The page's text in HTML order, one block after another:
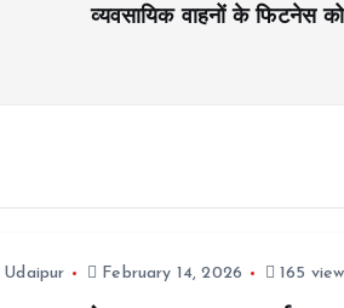
व्यवसायिक वाहनों के फिटनेस
Udaipur February 14, 2026 165